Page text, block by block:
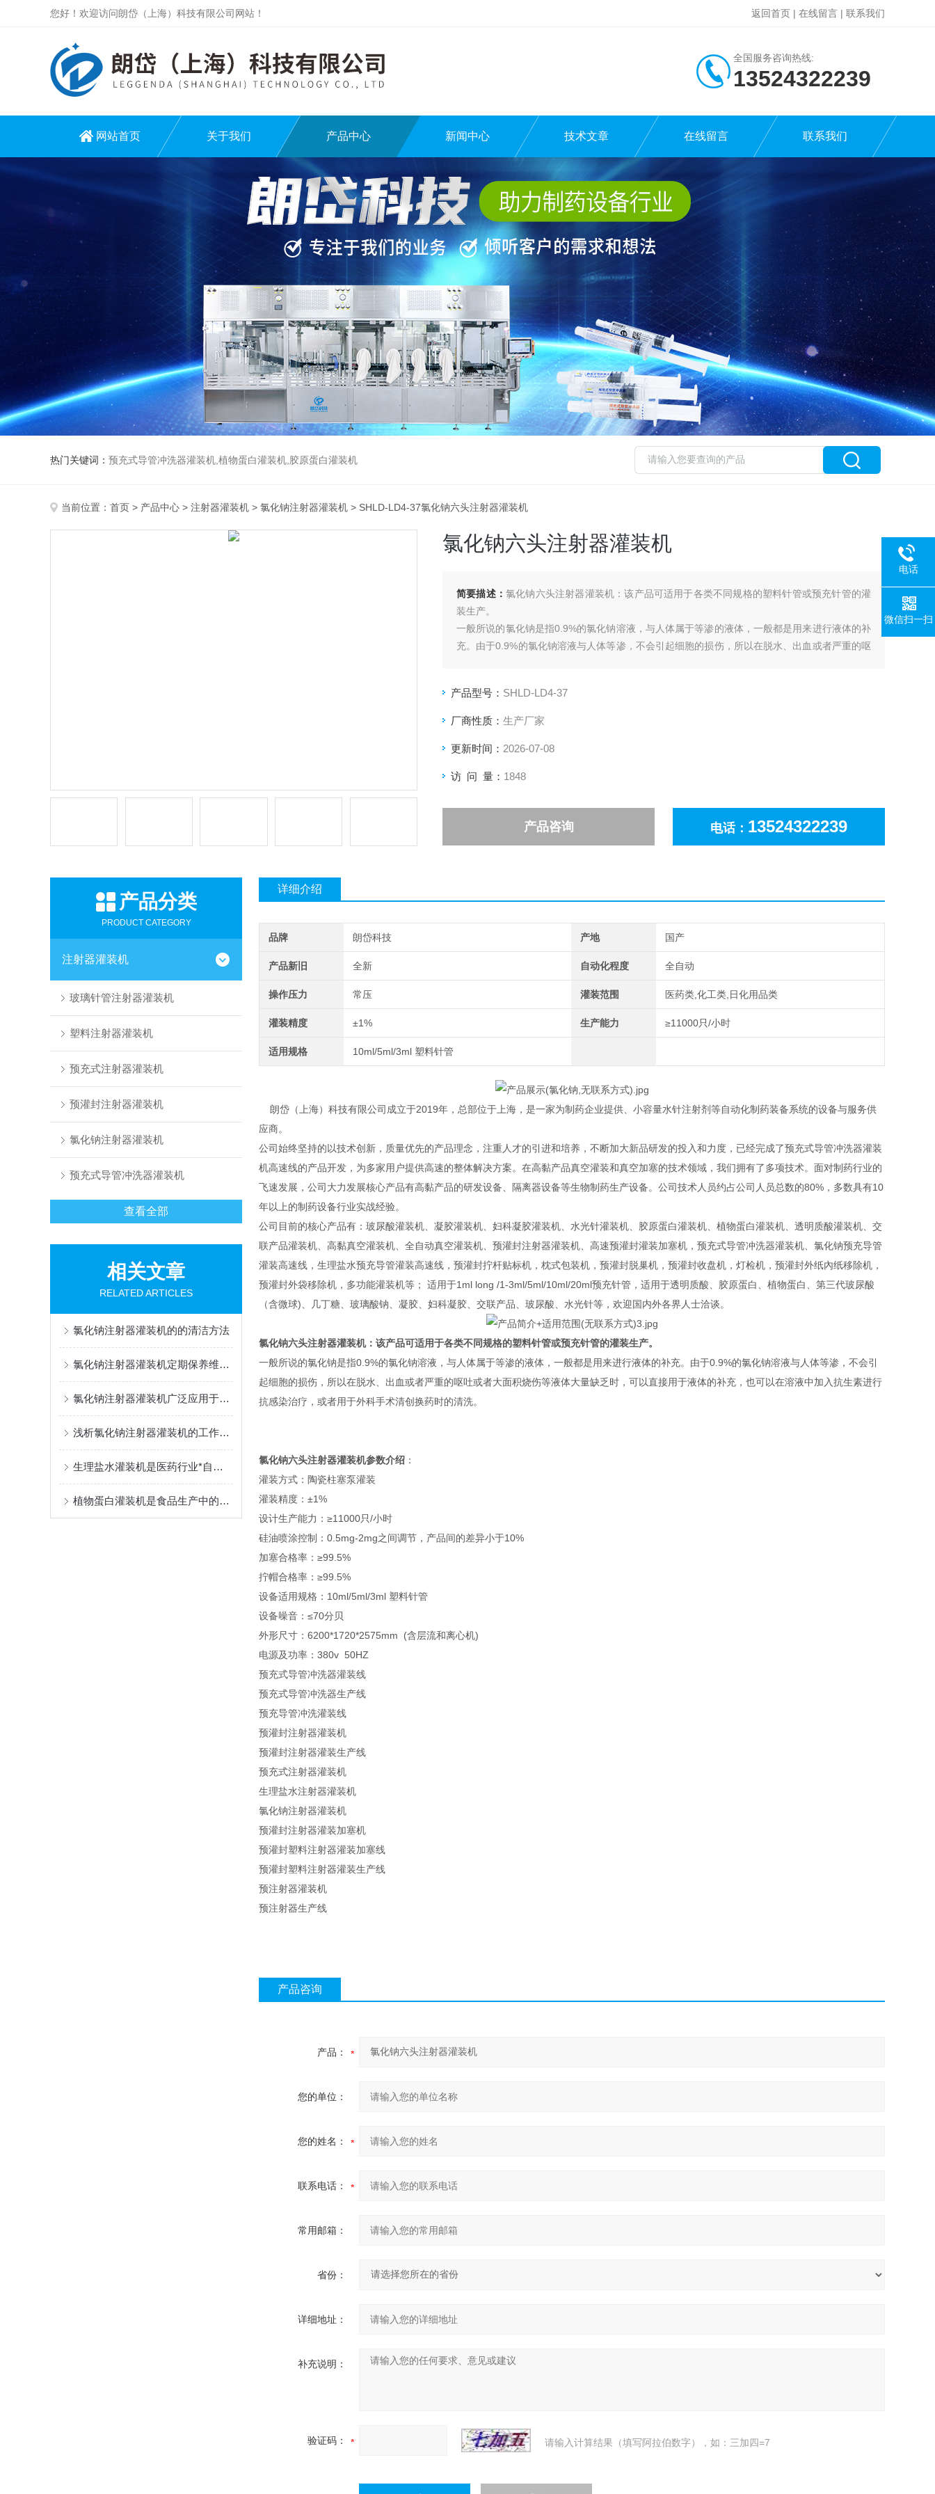
您好！欢迎访问朗岱（上海）科技有限公司网站！ 返回首页 | 在线留言 | 联系我们
全国服务咨询热线:
13524322239
网站首页 关于我们 产品中心 新闻中心 技术文章 在线留言 联系我们
热门关键词： 预充式导管冲洗器灌装机,植物蛋白灌装机,胶原蛋白灌装机
当前位置： 首页 > 产品中心 > 注射器灌装机 > 氯化钠注射器灌装机 > SHLD-LD4-37氯化钠六头注射器灌装机
氯化钠六头注射器灌装机
简要描述： 氯化钠六头注射器灌装机：该产品可适用于各类不同规格的塑料针管或预充针管的灌
装生产。
一般所说的氯化钠是指0.9%的氯化钠溶液，与人体属于等渗的液体，一般都是用来进行液体的补
充。由于0.9%的氯化钠溶液与人体等渗，不会引起细胞的损伤，所以在脱水、出血或者严重的呕
产品型号： SHLD-LD4-37
厂商性质： 生产厂家
更新时间： 2026-07-08
访 问 量： 1848
产品咨询 电话： 13524322239
产品分类
PRODUCT CATEGORY
注射器灌装机
玻璃针管注射器灌装机
塑料注射器灌装机
预充式注射器灌装机
预灌封注射器灌装机
氯化钠注射器灌装机
预充式导管冲洗器灌装机
查看全部
相关文章
RELATED ARTICLES
氯化钠注射器灌装机的的清洁方法
氯化钠注射器灌装机定期保养维护很有必要
氯化钠注射器灌装机广泛应用于医药行业中
浅析氯化钠注射器灌装机的工作流程
生理盐水灌装机是医药行业*自动化设备
植物蛋白灌装机是食品生产中的重要一环
详细介绍
品牌 朗岱科技 产地 国产
产品新旧 全新 自动化程度 全自动
操作压力 常压 灌装范围 医药类,化工类,日化用品类
灌装精度 ±1% 生产能力 ≥11000只/小时
适用规格 10ml/5ml/3ml 塑料针管
朗岱（上海）科技有限公司成立于2019年，总部位于上海，是一家为制药企业提供、小容量水针注射剂等自动化制药装备系统的设备与服务供
应商。
公司始终坚持的以技术创新，质量优先的产品理念，注重人才的引进和培养，不断加大新品研发的投入和力度，已经完成了预充式导管冲洗器灌装
机高速线的产品开发，为多家用户提供高速的整体解决方案。在高黏产品真空灌装和真空加塞的技术领域，我们拥有了多项技术。面对制药行业的
飞速发展，公司大力发展核心产品有高黏产品的研发设备、隔离器设备等生物制药生产设备。公司技术人员约占公司人员总数的80%，多数具有10
年以上的制药设备行业实战经验。
公司目前的核心产品有：玻尿酸灌装机、凝胶灌装机、妇科凝胶灌装机、水光针灌装机、胶原蛋白灌装机、植物蛋白灌装机、透明质酸灌装机、交
联产品灌装机、高黏真空灌装机、全自动真空灌装机、预灌封注射器灌装机、高速预灌封灌装加塞机，预充式导管冲洗器灌装机、氯化钠预充导管
灌装高速线，生理盐水预充导管灌装高速线，预灌封拧杆贴标机，枕式包装机，预灌封脱巢机，预灌封收盘机，灯检机，预灌封外纸內纸移除机，
预灌封外袋移除机，多功能灌装机等； 适用于1ml long /1-3ml/5ml/10ml/20ml预充针管，适用于透明质酸、胶原蛋白、植物蛋白、第三代玻尿酸
（含微球)、几丁糖、玻璃酸钠、凝胶、妇科凝胶、交联产品、玻尿酸、水光针等，欢迎国内外各界人士洽谈。
氯化钠六头注射器灌装机：该产品可适用于各类不同规格的塑料针管或预充针管的灌装生产。
一般所说的氯化钠是指0.9%的氯化钠溶液，与人体属于等渗的液体，一般都是用来进行液体的补充。由于0.9%的氯化钠溶液与人体等渗，不会引
起细胞的损伤，所以在脱水、出血或者严重的呕吐或者大面积烧伤等液体大量缺乏时，可以直接用于液体的补充，也可以在溶液中加入抗生素进行
抗感染治疗，或者用于外科手术清创换药时的清洗。
氯化钠六头注射器灌装机参数介绍 ：
灌装方式：陶瓷柱塞泵灌装
灌装精度：±1%
设计生产能力：≥11000只/小时
硅油喷涂控制：0.5mg-2mg之间调节，产品间的差异小于10%
加塞合格率：≥99.5%
拧帽合格率：≥99.5%
设备适用规格：10ml/5ml/3ml 塑料针管
设备噪音：≤70分贝
外形尺寸：6200*1720*2575mm (含层流和离心机)
电源及功率：380v 50HZ
预充式导管冲洗器灌装线
预充式导管冲洗器生产线
预充导管冲洗灌装线
预灌封注射器灌装机
预灌封注射器灌装生产线
预充式注射器灌装机
生理盐水注射器灌装机
氯化钠注射器灌装机
预灌封注射器灌装加塞机
预灌封塑料注射器灌装加塞线
预灌封塑料注射器灌装生产线
预注射器灌装机
预注射器生产线
产品咨询
产品：
您的单位：
您的姓名：
联系电话：
常用邮箱：
省份：
详细地址：
补充说明：
验证码： 请输入计算结果（填写阿拉伯数字），如：三加四=7
电话
微信扫一扫